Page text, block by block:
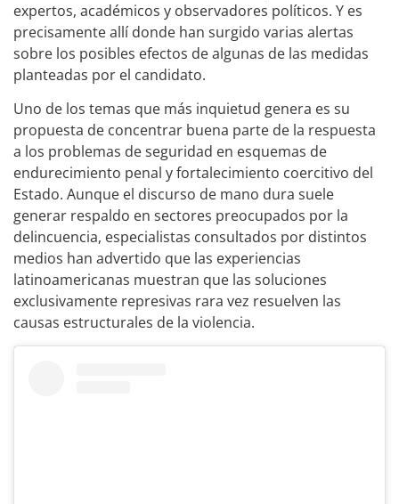
expertos, académicos y observadores políticos. Y es
precisamente allí donde han surgido varias alertas
sobre los posibles efectos de algunas de las medidas
planteadas por el candidato.
Uno de los temas que más inquietud genera es su
propuesta de concentrar buena parte de la respuesta
a los problemas de seguridad en esquemas de
endurecimiento penal y fortalecimiento coercitivo del
Estado. Aunque el discurso de mano dura suele
generar respaldo en sectores preocupados por la
delincuencia, especialistas consultados por distintos
medios han advertido que las experiencias
latinoamericanas muestran que las soluciones
exclusivamente represivas rara vez resuelven las
causas estructurales de la violencia.